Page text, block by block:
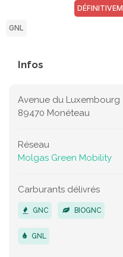
GNL
Infos
Avenue du Luxembourg
89470 Monéteau
Réseau
Molgas Green Mobility
Carburants délivrés
GNC BIOGNC
GNL